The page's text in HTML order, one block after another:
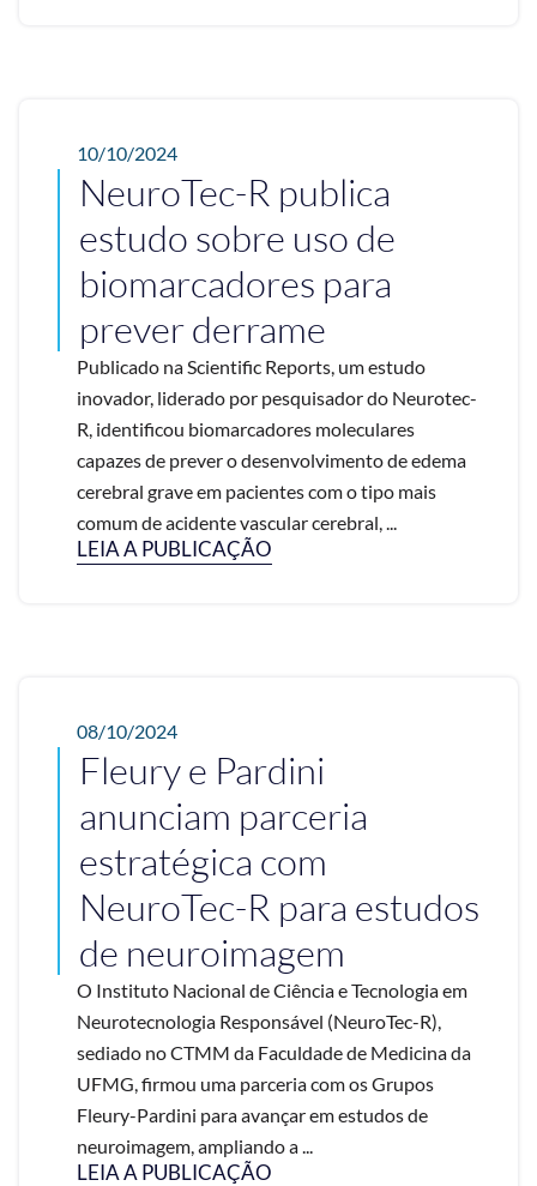
10/10/2024
NeuroTec-R publica
estudo sobre uso de
biomarcadores para
prever derrame
Publicado na Scientific Reports, um estudo
inovador, liderado por pesquisador do Neurotec-
R, identificou biomarcadores moleculares
capazes de prever o desenvolvimento de edema
cerebral grave em pacientes com o tipo mais
comum de acidente vascular cerebral, ...
LEIA A PUBLICAÇÃO
08/10/2024
Fleury e Pardini
anunciam parceria
estratégica com
NeuroTec-R para estudos
de neuroimagem
O Instituto Nacional de Ciência e Tecnologia em
Neurotecnologia Responsável (NeuroTec-R),
sediado no CTMM da Faculdade de Medicina da
UFMG, firmou uma parceria com os Grupos
Fleury-Pardini para avançar em estudos de
neuroimagem, ampliando a ...
LEIA A PUBLICAÇÃO